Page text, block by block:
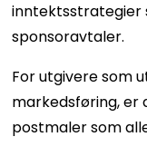
inntektsstrategier
sponsoravtaler.
For utgivere som
markedsføring,
postmaler som